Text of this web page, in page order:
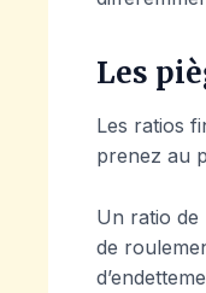
Les
Les ratios
prenez au
Un ratio de
de